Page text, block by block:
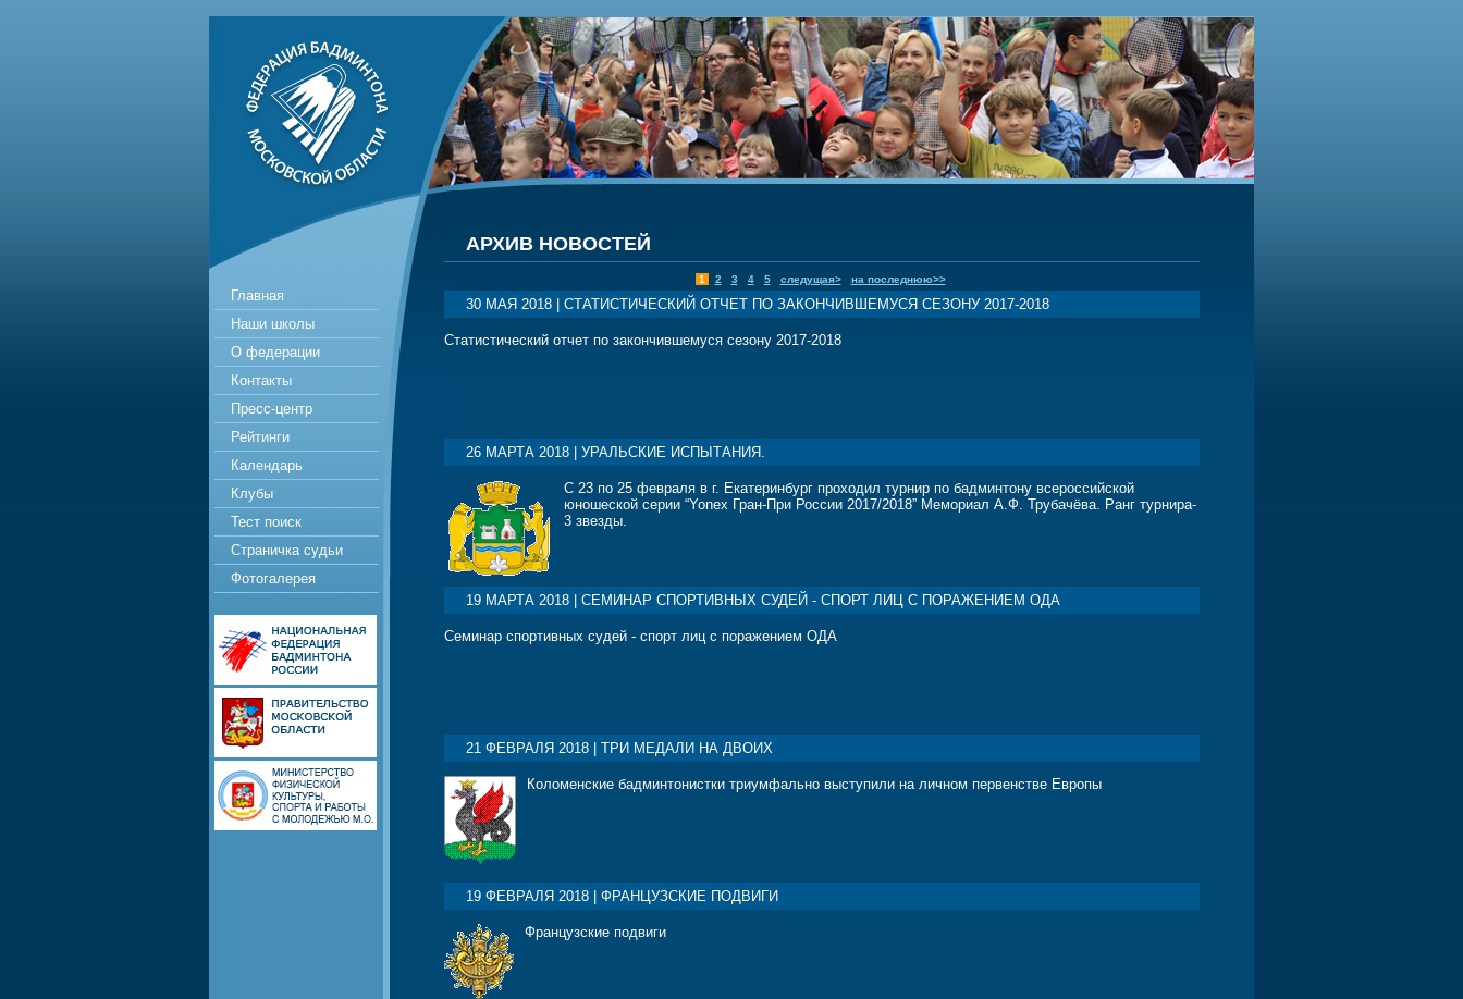
Главная
Наши школы
О федерации
Контакты
Пресс-центр
Рейтинги
Календарь
Клубы
Тест поиск
Страничка судьи
Фотогалерея
АРХИВ НОВОСТЕЙ
1 2 3 4 5 следущая> на последнюю>>
30 МАЯ 2018 | СТАТИСТИЧЕСКИЙ ОТЧЕТ ПО ЗАКОНЧИВШЕМУСЯ СЕЗОНУ 2017-2018
Статистический отчет по закончившемуся сезону 2017-2018
26 МАРТА 2018 | УРАЛЬСКИЕ ИСПЫТАНИЯ.
С 23 по 25 февраля в г. Екатеринбург проходил турнир по бадминтону всероссийской
юношеской серии “Yonex Гран-При России 2017/2018” Мемориал А.Ф. Трубачёва. Ранг турнира-
3 звезды.
19 МАРТА 2018 | СЕМИНАР СПОРТИВНЫХ СУДЕЙ - СПОРТ ЛИЦ С ПОРАЖЕНИЕМ ОДА
Семинар спортивных судей - спорт лиц с поражением ОДА
21 ФЕВРАЛЯ 2018 | ТРИ МЕДАЛИ НА ДВОИХ
Коломенские бадминтонистки триумфально выступили на личном первенстве Европы
19 ФЕВРАЛЯ 2018 | ФРАНЦУЗСКИЕ ПОДВИГИ
Французские подвиги